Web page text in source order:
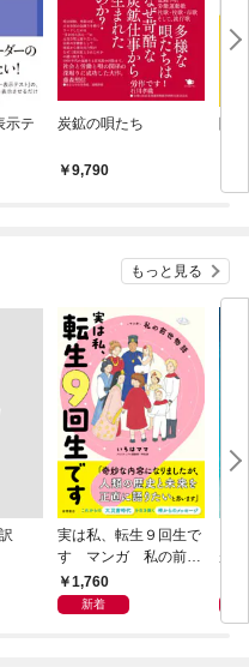
示テ
炭鉱の唄たち
9,790
障
もっと見る
実は私、転生９回生で
す マンガ 私の前世
物語1,760
新着
が